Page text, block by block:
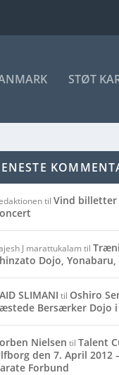
STØT
tilVind
J marattukalamtil
Dojo, Yonabaru,
SLIMANI til Oshiro
Bersærker Dojo
Nielsen tilTalent
den 7. April 2012
Forbund